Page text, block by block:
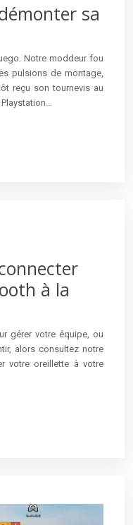
sa
Notre moddeur fou
pulsions de montage,
reçu son tournevis au
à la
gérer votre équipe, ou
alors consultez notre
votre oreillette à votre